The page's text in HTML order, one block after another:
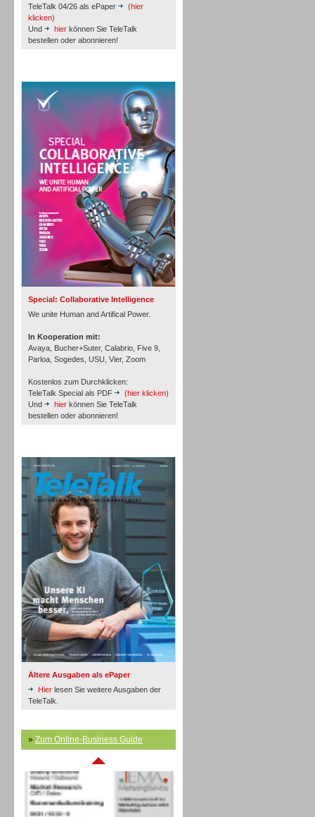
TeleTalk 04/26 als ePaper
(hier
klicken)
Und
hier können Sie TeleTalk
bestellen oder abonnieren!
Special: Collaborative Intelligence
We unite Human and Artifical Power.
In Kooperation mit:
Avaya, Bucher+Suter, Calabrio, Five 9,
Parloa, Sogedes, USU, Vier, Zoom
Kostenlos zum Durchklicken:
TeleTalk Special als PDF
(hier klicken)
Und
hier können Sie TeleTalk
bestellen oder abonnieren!
Ältere Ausgaben als ePaper
Hier lesen Sie weitere Ausgaben der
TeleTalk.
» Zum Online-Business Guide
Personal
Inbound
Inbound
Inbound